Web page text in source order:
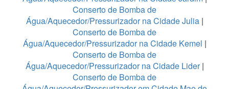
Conserto de Bomba de
Água/Aquecedor/Pressurizador na Cidade Julia |
Conserto de Bomba de
Água/Aquecedor/Pressurizador na Cidade Kemel |
Conserto de Bomba de
Água/Aquecedor/Pressurizador na Cidade Lider|
Conserto de Bomba de